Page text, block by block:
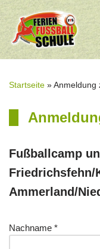
Zum
Inhalt
springen
Startseite »Anmeldung
Fußballcamp
Friedrichsfehn/
Ammerland/
Nachname *